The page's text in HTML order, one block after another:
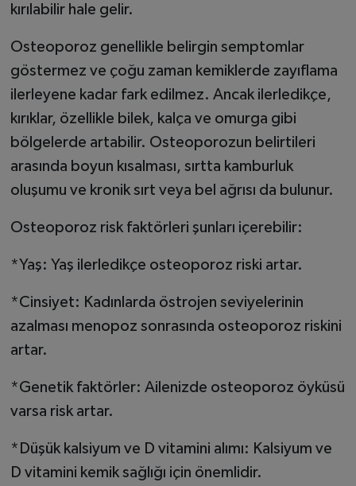
kırılabilir hale gelir.
Osteoporoz genellikle belirgin semptomlar
göstermez ve çoğu zaman kemiklerde zayıflama
ilerleyene kadar fark edilmez. Ancak ilerledikçe,
kırıklar, özellikle bilek, kalça ve omurga gibi
bölgelerde artabilir. Osteoporozun belirtileri
arasında boyun kısalması, sırtta kamburluk
oluşumu ve kronik sırt veya bel ağrısı da bulunur.
Osteoporoz risk faktörleri şunları içerebilir:
*Yaş: Yaş ilerledikçe osteoporoz riski artar.
*Cinsiyet: Kadınlarda östrojen seviyelerinin
azalması menopoz sonrasında osteoporoz riskini
artar.
*Genetik faktörler: Ailenizde osteoporoz öyküsü
varsa risk artar.
*Düşük kalsiyum ve D vitamini alımı: Kalsiyum ve
D vitamini kemik sağlığı için önemlidir.